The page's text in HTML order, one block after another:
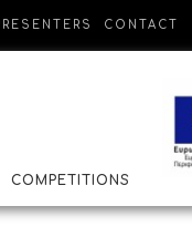
CONTACT
COMPETITIONS